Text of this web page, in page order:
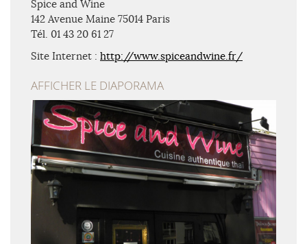
Spice and Wine
142 Avenue Maine 75014 Paris
Tél. 01 43 20 61 27
Site Internet : http://www.spiceandwine.fr/
AFFICHER LE DIAPORAMA